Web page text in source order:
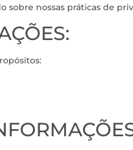
sobre nossas práticas de